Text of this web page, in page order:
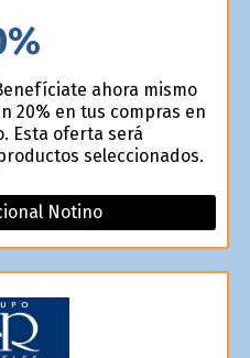
ahora mismo
20% en tus compras en
Esta oferta será
seleccionados.
Notino